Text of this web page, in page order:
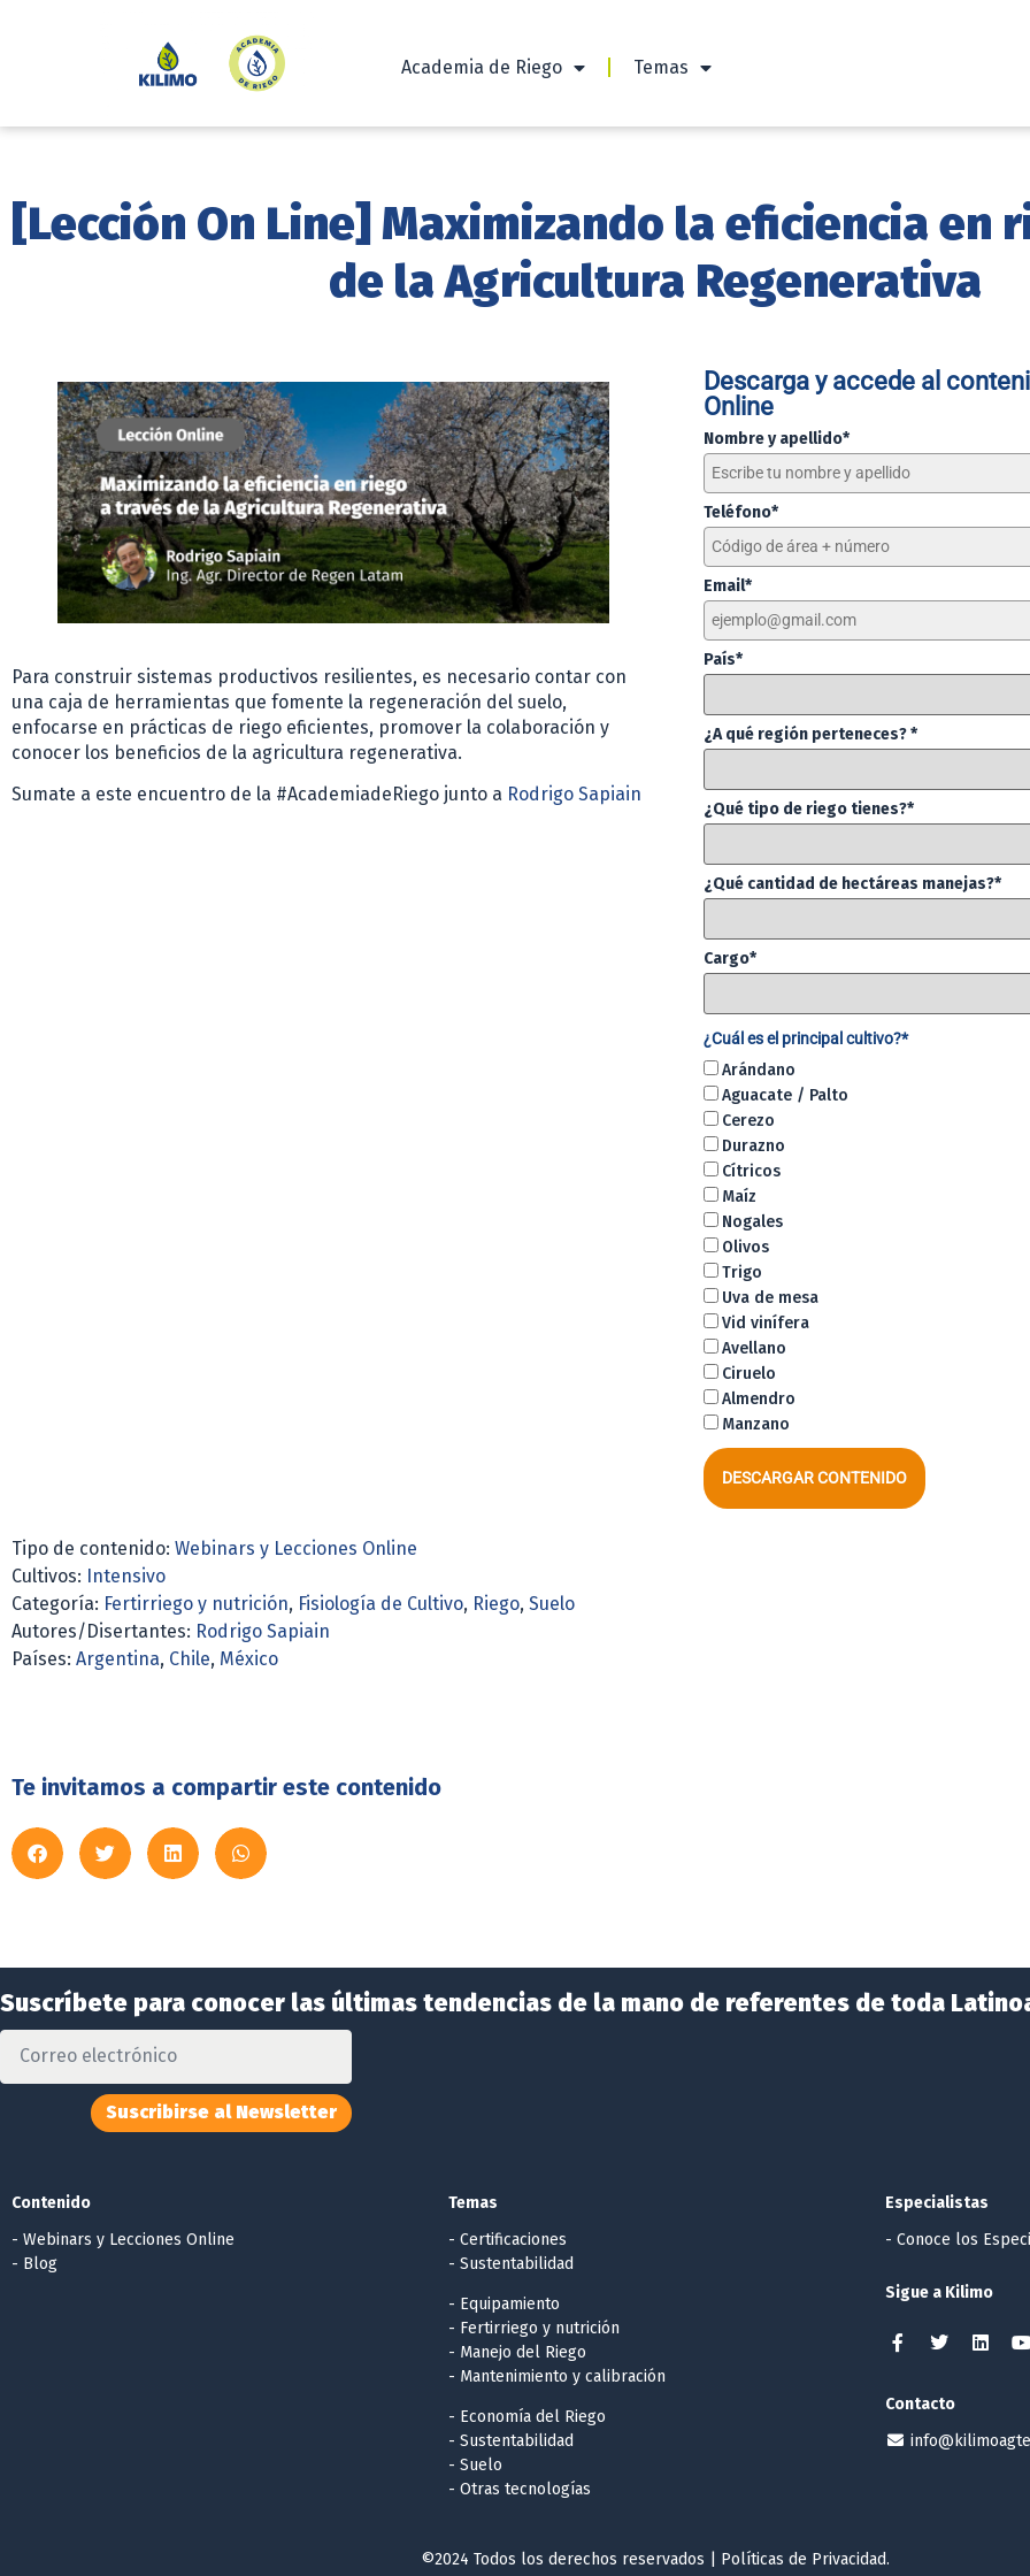
Academia de Riego Temas
[Lección On Line] Maximizando la eficiencia en
de la Agricultura Regenerativa
Para construir sistemas productivos resilientes, es necesario contar con
una caja de herramientas que fomente la regeneración del suelo,
enfocarse en prácticas de riego eficientes, promover la colaboración y
conocer los beneficios de la agricultura regenerativa.
Sumate a este encuentro de la #AcademiadeRiego junto a Rodrigo Sapiain
Descarga y accede al
Online
Nombre y apellido*
Teléfono*
Email*
País*
¿A qué región perteneces? *
¿Qué tipo de riego tienes?*
¿Qué cantidad de hectáreas manejas?*
Cargo*
¿Cuál es el principal cultivo?*
Arándano
Aguacate / Palto
Cerezo
Durazno
Cítricos
Maíz
Nogales
Olivos
Trigo
Uva de mesa
Vid vinífera
Avellano
Ciruelo
Almendro
Manzano
DESCARGAR CONTENIDO
Tipo de contenido: Webinars y Lecciones Online
Cultivos: Intensivo
Categoría: Fertirriego y nutrición, Fisiología de Cultivo, Riego, Suelo
Autores/Disertantes: Rodrigo Sapiain
Países: Argentina, Chile, México
Te invitamos a compartir este contenido
Suscríbete para conocer las últimas tendencias de la mano de referentes de toda
Suscribirse al Newsletter
Contenido
- Webinars y Lecciones Online
- Blog
Temas
- Certificaciones
- Sustentabilidad
- Equipamiento
- Fertirriego y nutrición
- Manejo del Riego
- Mantenimiento y calibración
- Economía del Riego
- Sustentabilidad
- Suelo
- Otras tecnologías
Especialistas
- Conoce los
Sigue a Kilimo
Contacto
©2024 Todos los derechos reservados | Políticas de Privacidad.